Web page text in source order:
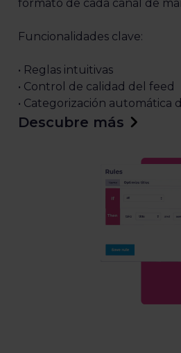
formato de cada canal de
Funcionalidades clave:
• Reglas intuitivas
• Control de calidad del feed
• Categorización automática
Descubre más